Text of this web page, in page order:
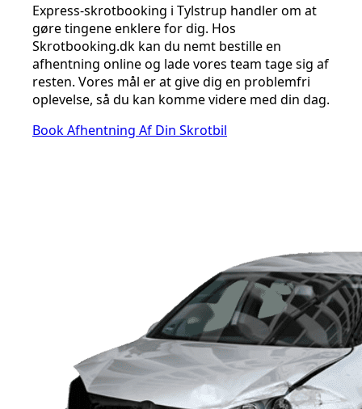
Express-skrotbooking i Tylstrup handler om at
gøre tingene enklere for dig. Hos
Skrotbooking.dk kan du nemt bestille en
afhentning online og lade vores team tage sig af
resten. Vores mål er at give dig en problemfri
oplevelse, så du kan komme videre med din dag.
Book Afhentning Af Din Skrotbil